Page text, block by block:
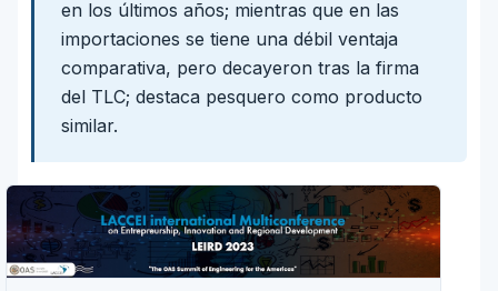
en los últimos años; mientras que en las
importaciones se tiene una débil ventaja
comparativa, pero decayeron tras la firma
del TLC; destaca pesquero como producto
similar.